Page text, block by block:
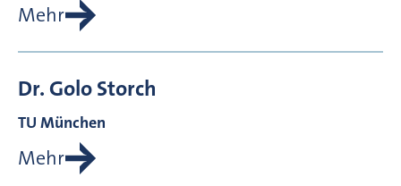
Mehr
Dr.GoloStorch
TU München
Mehr